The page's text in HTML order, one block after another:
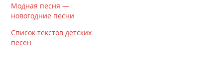
Модная песня —
новогодние песни
Список текстов детских
песен